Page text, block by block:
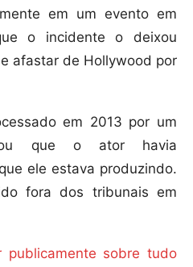
em um evento em
o incidente o deixou
afastar de Hollywood por
em 2013 por um
que o ator havia
ele estava produzindo.
fora dos tribunais em
publicamente sobre tudo